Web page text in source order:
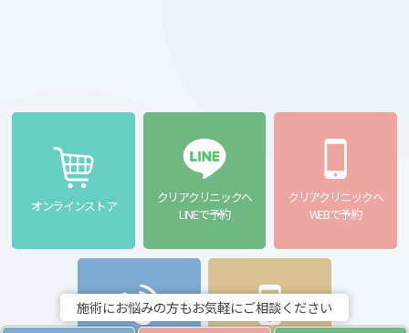
オンラインストア
クリアクリニックへ
LINEで予約
クリアクリニックへ
WEBで予約
施術にお悩みの方もお気軽にご相談ください